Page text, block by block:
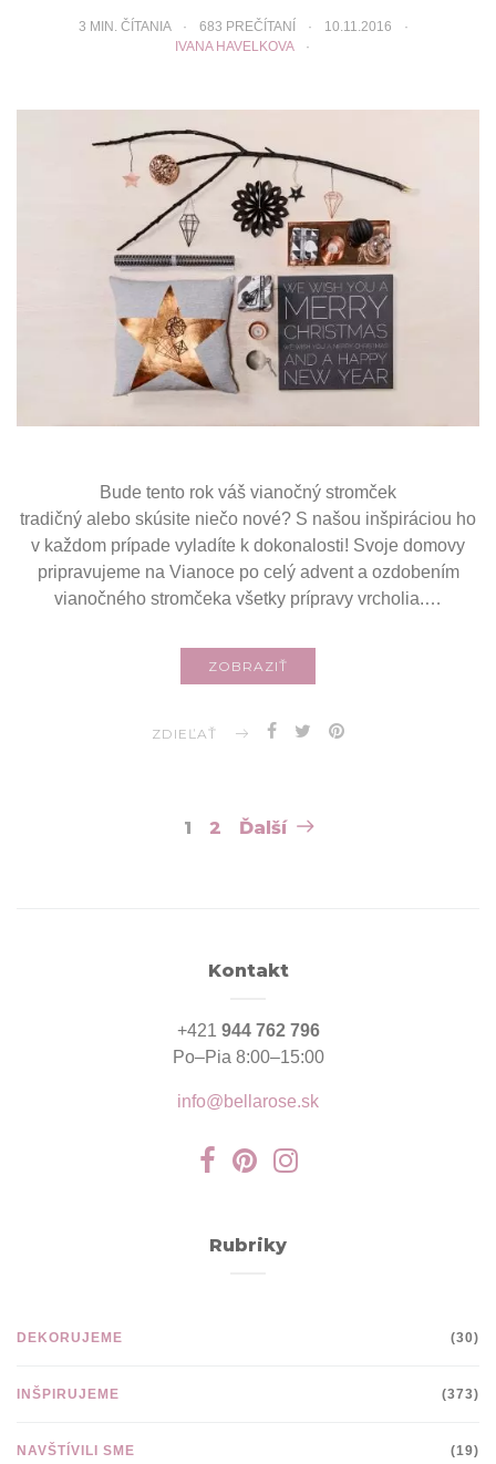
3 MIN. ČÍTANIA 683 PREČÍTANÍ
10.11.2016
IVANA HAVELKOVA
Bude tento rok váš vianočný stromček
tradičný alebo skúsite niečo nové? S našou inšpiráciou ho
v každom prípade vyladíte k dokonalosti! Svoje domovy
pripravujeme na Vianoce po celý advent a ozdobením
vianočného stromčeka všetky prípravy vrcholia.…
ZOBRAZIŤ
ZDIEĽAŤ
1 2 Ďalší
Kontakt
+421 944 762 796
Po–Pia 8:00–15:00
info@bellarose.sk
Rubriky
DEKORUJEME (30)
INŠPIRUJEME (373)
NAVŠTÍVILI SME (19)